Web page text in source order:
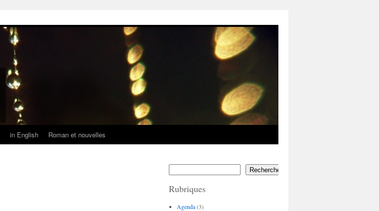
in English Roman et nouvelles
Rechercher
Rubriques
Agenda(3)